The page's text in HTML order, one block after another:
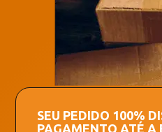
SEU PEDIDO 100%
PAGAMENTO ATÉ A